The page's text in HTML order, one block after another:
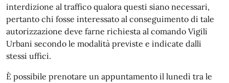
interdizione al traffico qualora questi siano necessari,
pertanto chi fosse interessato al conseguimento di tale
autorizzazione deve farne richiesta al comando Vigili
Urbani secondo le modalità previste e indicate dalli
stessi uffici.
È possibile prenotare un appuntamento il lunedì tra le